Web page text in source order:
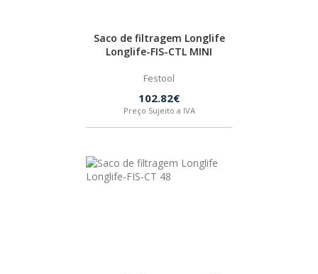
Saco de filtragem Longlife
Longlife-FIS-CTL MINI
Festool
102.82€
Preço Sujeito a IVA